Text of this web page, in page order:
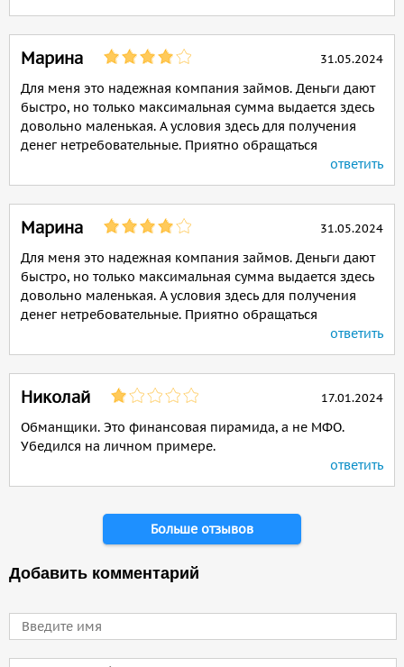
Марина 31.05.2024
Для меня это надежная компания займов. Деньги дают
быстро, но только максимальная сумма выдается здесь
довольно маленькая. А условия здесь для получения
денег нетребовательные. Приятно обращаться
ответить
Марина 31.05.2024
Для меня это надежная компания займов. Деньги дают
быстро, но только максимальная сумма выдается здесь
довольно маленькая. А условия здесь для получения
денег нетребовательные. Приятно обращаться
ответить
Николай 17.01.2024
Обманщики. Это финансовая пирамида, а не МФО.
Убедился на личном примере.
ответить
Больше отзывов
Добавить комментарий
Имя